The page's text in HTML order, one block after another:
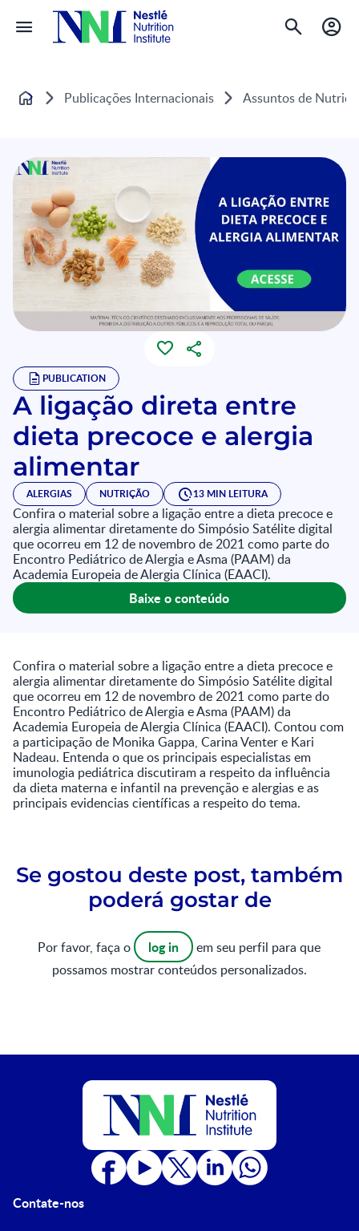
Home Publicações Internacionais Assuntos de
PUBLICATION
A ligação direta entre
dieta precoce e alergia
alimentar
ALERGIAS NUTRIÇÃO 13 MIN LEITURA
Confira o material sobre a ligação entre a dieta precoce e
alergia alimentar diretamente do Simpósio Satélite digital
que ocorreu em 12 de novembro de 2021 como parte do
Encontro Pediátrico de Alergia e Asma (PAAM) da
Academia Europeia de Alergia Clínica (EAACI).
Baixe o conteúdo
Confira o material sobre a ligação entre a dieta precoce e
alergia alimentar diretamente do Simpósio Satélite digital
que ocorreu em 12 de novembro de 2021 como parte do
Encontro Pediátrico de Alergia e Asma (PAAM) da
Academia Europeia de Alergia Clínica (EAACI). Contou com
a participação de Monika Gappa, Carina Venter e Kari
Nadeau. Entenda o que os principais especialistas em
imunologia pediátrica discutiram a respeito da influência
da dieta materna e infantil na prevenção e alergias e as
principais evidencias científicas a respeito do tema.
Se gostou deste post, também
poderá gostar de
Por favor, faça o log in
em seu perfil para que
possamos mostrar conteúdos personalizados.
Contate-nos